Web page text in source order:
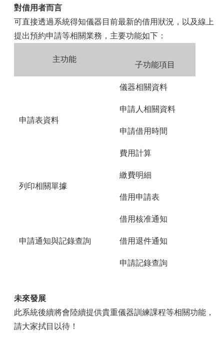
對借用者而言
可直接透過系統得知儀器目前最新的借用狀況，以及線上
提出預約申請等相關業務，主要功能如下：
主功能
子功能項目
申請表資料
儀器相關資料
申請人相關資料
申請借用時間
費用計算
列印相關單據
繳費明細
借用申請表
申請通知與記錄查詢
借用核准通知
借用退件通知
申請記錄查詢
未來發展
此系統後續將會陸續提供貴重儀器訓練課程等相關功能，
請大家拭目以待！